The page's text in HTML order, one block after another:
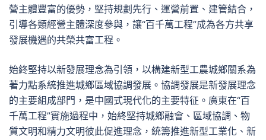
營主體豐富的優勢，堅持規劃先行、運營前置、建管結合，
引導各類經營主體深度參與，讓“百千萬工程”成為各方共享
發展機遇的共榮共富工程。
始終堅持以新發展理念為引領，以構建新型工農城鄉關系為
著力點系統推進城鄉區域協調發展。協調發展是新發展理念
的主要組成部門，是中國式現代化的主要特征。廣東在“百
千萬工程”實施過程中，始終堅持城鄉融會、區域協調、物
質文明和精力文明彼此促進理念，統籌推進新型工業化、新